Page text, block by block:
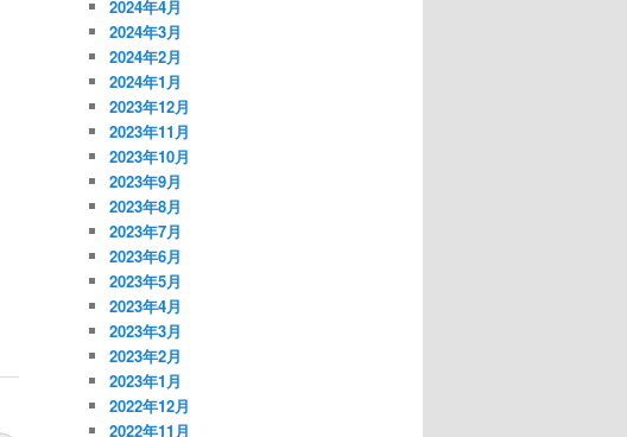
2024年4月
2024年3月
2024年2月
2024年1月
2023年12月
2023年11月
2023年10月
2023年9月
2023年8月
2023年7月
2023年6月
2023年5月
2023年4月
2023年3月
2023年2月
2023年1月
2022年12月
2022年11月